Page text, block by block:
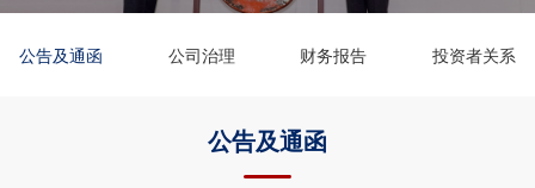
公告及通函 公司治理 财务报告 投资者关系
公告及通函